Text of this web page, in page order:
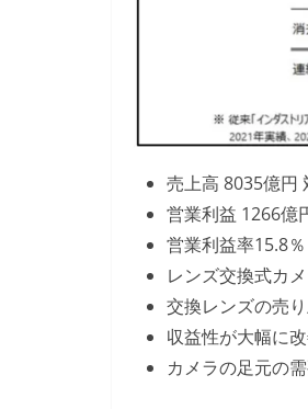
売上高 8035億円
営業利益 1266億
営業利益率15.8％
レンズ交換式カ
交換レンズの売
収益性が大幅に改
カメラの足元の